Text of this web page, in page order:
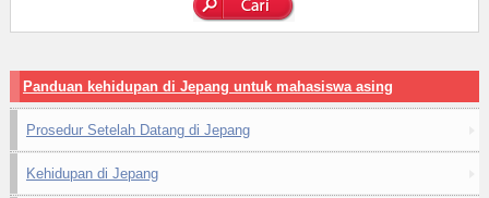
Panduan kehidupan di Jepang untuk mahasiswa asing
Prosedur Setelah Datang di Jepang
Kehidupan di Jepang